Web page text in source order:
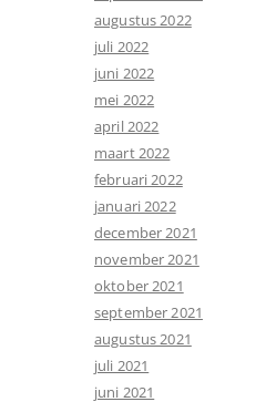
augustus 2022
juli 2022
juni 2022
mei 2022
april 2022
maart 2022
februari 2022
januari 2022
december 2021
november 2021
oktober 2021
september 2021
augustus 2021
juli 2021
juni 2021